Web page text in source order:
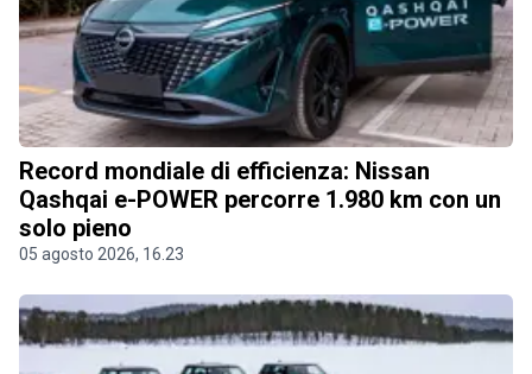
Record mondiale di efficienza: Nissan
Qashqai e-POWER percorre 1.980 km con un
solo pieno
05 agosto 2026, 16.23